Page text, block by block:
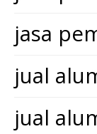
jasa
jual
jual